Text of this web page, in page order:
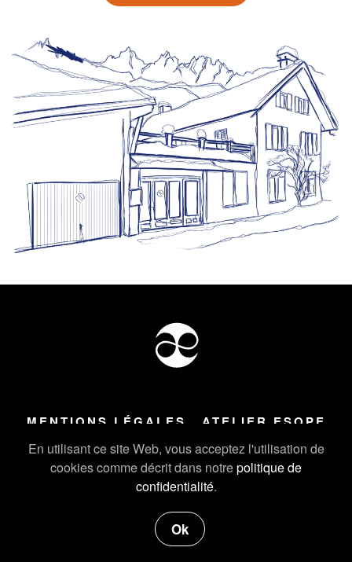
En utilisant ce site Web, vous acceptez l'utilisation de
cookies comme décrit dans notrepolitique de
confidentialité.
Ok
MENTIONS LÉGALES ATELIER ESOPE